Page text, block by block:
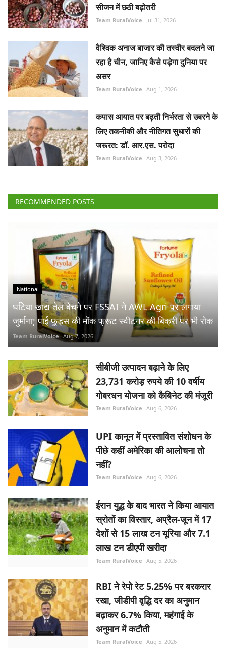
सीजन में छठी बढ़ोतरी
Team RuralVoice Jul 31, 2026
वैश्विक अनाज बाजार की तस्वीर बदलने जा
रहा है चीन, जानिए कैसे पड़ेगा दुनिया पर
असर
Team RuralVoice Aug 1, 2026
कपास आयात पर बढ़ती निर्भरता से उबरने के
लिए तकनीकी और नीतिगत सुधारों की
जरूरत: डॉ. आर.एस. परोदा
Team RuralVoice Aug 3, 2026
RECOMMENDED POSTS
National
घटिया खाद्य तेल बेचने पर FSSAI ने AWL Agri पर लगाया
जुर्माना; पाई फूड्स की मोंक फ्रूट स्वीटनर की बिक्री पर भी रोक
Team RuralVoice Aug 7, 2026
सीबीजी उत्पादन बढ़ाने के लिए
23,731 करोड़ रुपये की 10 वर्षीय
गोबरधन योजना को कैबिनेट की मंजूरी
Team RuralVoice Aug 6, 2026
UPI कानून में प्रस्तावित संशोधन के
पीछे कहीं अमेरिका की आलोचना तो
नहीं?
Team RuralVoice Aug 6, 2026
ईरान युद्ध के बाद भारत ने किया आयात
स्रोतों का विस्तार, अप्रैल-जून में 17
देशों से 15 लाख टन यूरिया और 7.1
लाख टन डीएपी खरीदा
Team RuralVoice Aug 5, 2026
RBI ने रेपो रेट 5.25% पर बरकरार
रखा, जीडीपी वृद्धि दर का अनुमान
बढ़ाकर 6.7% किया, महंगाई के
अनुमान में कटौती
Team RuralVoice Aug 5, 2026